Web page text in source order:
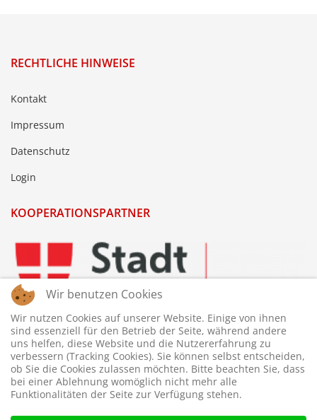
RECHTLICHE HINWEISE
Kontakt
Impressum
Datenschutz
Login
KOOPERATIONSPARTNER
Wir benutzen Cookies
Wir nutzen Cookies auf unserer Website. Einige von ihnen
sind essenziell für den Betrieb der Seite, während andere
uns helfen, diese Website und die Nutzererfahrung zu
verbessern (Tracking Cookies). Sie können selbst entscheiden,
ob Sie die Cookies zulassen möchten. Bitte beachten Sie, dass
bei einer Ablehnung womöglich nicht mehr alle
Funktionalitäten der Seite zur Verfügung stehen.